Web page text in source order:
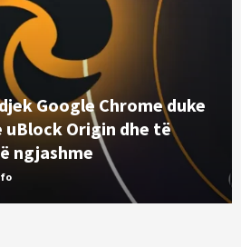
Google Chrome duke
uBlock Origin dhe të
ngjashme
disi e dinte një sekret të lojës
vetëm në një dokument privat